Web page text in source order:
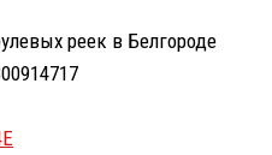
реек в Белгороде